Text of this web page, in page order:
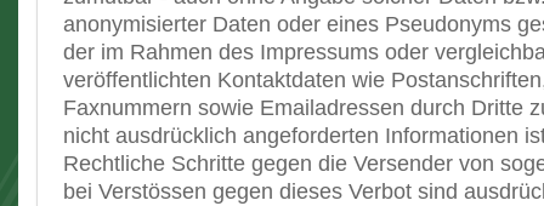
anonymisierter Daten oder eines Pseudonyms
der im Rahmen des Impressums oder
veröffentlichten Kontaktdaten wie
Faxnummern sowie Emailadressen durch Dritte
nicht ausdrücklich angeforderten Informationen
Rechtliche Schritte gegen die Versender von
bei Verstössen gegen dieses Verbot sind